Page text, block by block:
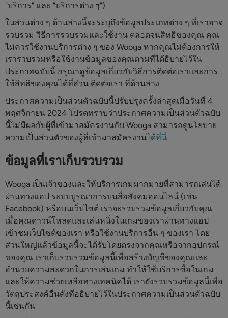
"บริการ" และ "บริการต่าง ๆ")
ในส่วนต่าง ๆ ด้านล่างนี้จะระบุถึงข้อมูลประเภทต่าง ๆ ที่เราอาจ
รวบรวม วิธีการรวบรวมและใช้งาน ตลอดจนสิทธิของคุณ คุณ
ไม่ควรใช้งานบริการต่าง ๆ ของ Wooga หากคุณไม่ต้องการให้
เรารวบรวมหรือใช้งานข้อมูลของคุณตามที่ได้ธิบายไว้ใน
ประกาศฉบับนี้ กรุณาดูข้อมูลเกี่ยวกับวิธีการติดต่อเราและการ
ใช้สิทธิของคุณได้ที่ส่วน ติดต่อเรา ที่ด้านล่าง
ประกาศความเป็นส่วนตัวฉบับนี้ปรับปรุงครั้งล่าสุดเมื่อวันที่ 4
พฤศจิกายน 2024 โปรดทราบว่าประกาศความเป็นส่วนตัวฉบับ
นี้ไม่มีผลกับผู้ที่เข้ามาสมัครงานกับ Wooga สามารถดูนโยบาย
ความเป็นส่วนตัวของผู้ที่เข้ามาสมัครงานได้ที่นี่
ข้อมูลที่เราเก็บรวบรวม
Wooga เป็นเจ้าของและให้บริการเกมมากมายที่สามารถเล่นได้
ผ่านทางแอป ระบบบูรณาการบนสื่อสังคมออนไลน์ (เช่น
Facebook) หรือบนเว็บไซต์ เราจะรวบรวมข้อมูลเกี่ยวกับคุณ
เมื่อคุณดาวน์โหลดและเล่นหนึ่งในเกมของเราผ่านทางแอป
เข้าชมเว็บไซต์ของเรา หรือใช้งานบริการอื่น ๆ ของเรา โดย
ส่วนใหญ่แล้วข้อมูลนี้จะได้รับโดยตรงจากคุณหรือจากอุปกรณ์
ของคุณ เราเก็บรวบรวมข้อมูลนี้เพื่อสร้างบัญชีของคุณและ
อำนวยความสะดวกในการเล่นเกม ทำให้ใช้บริการซื้อในเกม
และให้ความช่วยเหลือทางเทคนิคได้ เรายังรวบรวมข้อมูลนี้เพื่อ
วัตถุประสงค์อื่นดังที่อธิบายไว้ในประกาศความเป็นส่วนตัวฉบับ
นี้เช่นกัน